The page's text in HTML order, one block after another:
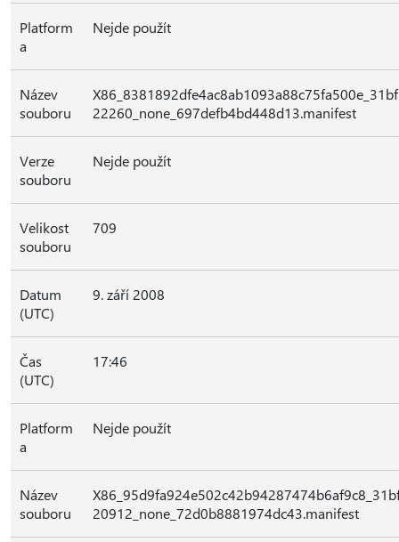
Platform
a
Nejde použít
Název
souboru
22260_none_697defb4bd448d13.manifest
Verze
souboru
Nejde použít
Velikost
souboru
709
Datum
(UTC)
9. září 2008
Čas
(UTC)
17:46
Platform
a
Nejde použít
Název
souboru
20912_none_72d0b8881974dc43.manifest